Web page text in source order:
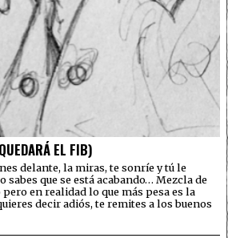
EL FIB)
delante, la miras, te sonríe y tú le
sabes que se está acabando… Mezcla de
en realidad lo que más pesa es la
decir adiós, te remites a los buenos